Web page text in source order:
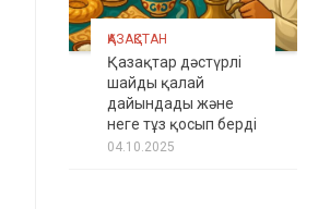
ҚАЗАҚСТАН
Қазақтар дәстүрлі
шайды қалай
дайындады және
неге тұз қосып берді
04.10.2025